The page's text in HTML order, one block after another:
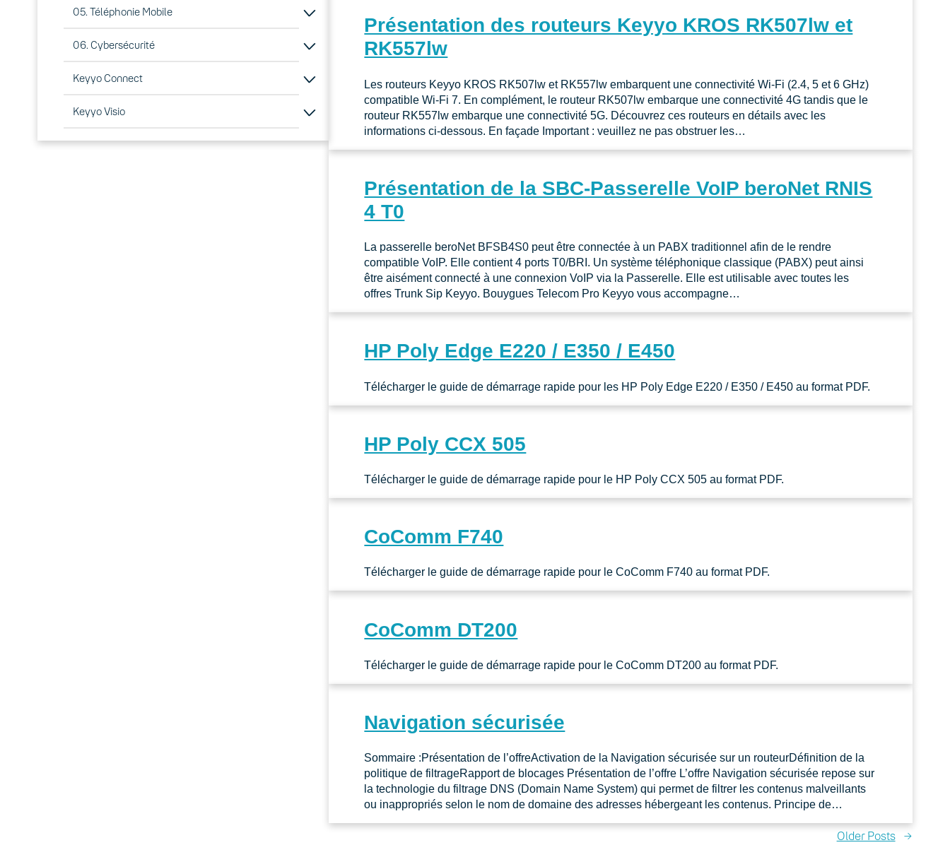
05. Téléphonie Mobile
06. Cybersécurité
Keyyo Connect
Keyyo Visio
Présentation des routeurs Keyyo KROS RK507lw et
RK557lw
Les routeurs Keyyo KROS RK507lw et RK557lw embarquent une connectivité Wi-Fi (2.4, 5 et 6 GHz)
compatible Wi-Fi 7. En complément, le routeur RK507lw embarque une connectivité 4G tandis que le
routeur RK557lw embarque une connectivité 5G. Découvrez ces routeurs en détails avec les
informations ci-dessous. En façade Important : veuillez ne pas obstruer les…
Présentation de la SBC-Passerelle VoIP beroNet RNIS
4 T0
La passerelle beroNet BFSB4S0 peut être connectée à un PABX traditionnel afin de le rendre
compatible VoIP. Elle contient 4 ports T0/BRI. Un système téléphonique classique (PABX) peut ainsi
être aisément connecté à une connexion VoIP via la Passerelle. Elle est utilisable avec toutes les
offres Trunk Sip Keyyo. Bouygues Telecom Pro Keyyo vous accompagne…
HP Poly Edge E220 / E350 / E450
Télécharger le guide de démarrage rapide pour les HP Poly Edge E220 / E350 / E450 au format PDF.
HP Poly CCX 505
Télécharger le guide de démarrage rapide pour le HP Poly CCX 505 au format PDF.
CoComm F740
Télécharger le guide de démarrage rapide pour le CoComm F740 au format PDF.
CoComm DT200
Télécharger le guide de démarrage rapide pour le CoComm DT200 au format PDF.
Navigation sécurisée
Sommaire :Présentation de l’offreActivation de la Navigation sécurisée sur un routeurDéfinition de la
politique de filtrageRapport de blocages Présentation de l’offre L’offre Navigation sécurisée repose sur
la technologie du filtrage DNS (Domain Name System) qui permet de filtrer les contenus malveillants
ou inappropriés selon le nom de domaine des adresses hébergeant les contenus. Principe de…
Older Posts →